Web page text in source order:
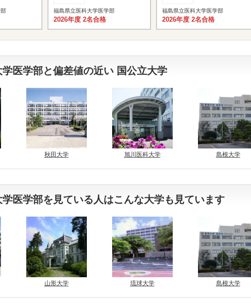
福島県立医科大学医学部
2026年度 2名合格
福島県立医科大学医学部
2026年度 2名合格
医学部と偏差値の近い 国公立大学
秋田大学 旭川医科大学 島根大学
医学部を見ている人はこんな大学も見ています
山形大学 琉球大学 島根大学